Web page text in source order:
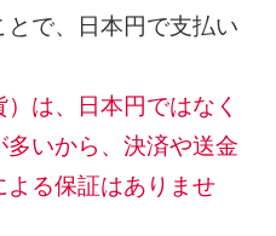
で、日本円で支払い
は、日本円ではなく
いから、決済や送金
る保証はありませ